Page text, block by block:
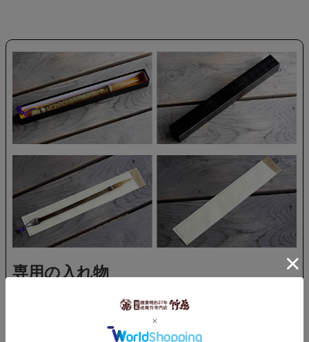
専用の入れ物
で贈りものなどにも最適です。虎竹筆（小）、（特小）
は専用の不織布に入れてお届けいたします。